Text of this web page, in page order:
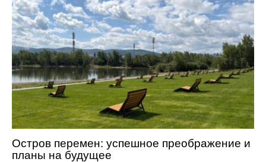
Остров перемен: успешное преображение и
планы на будущее